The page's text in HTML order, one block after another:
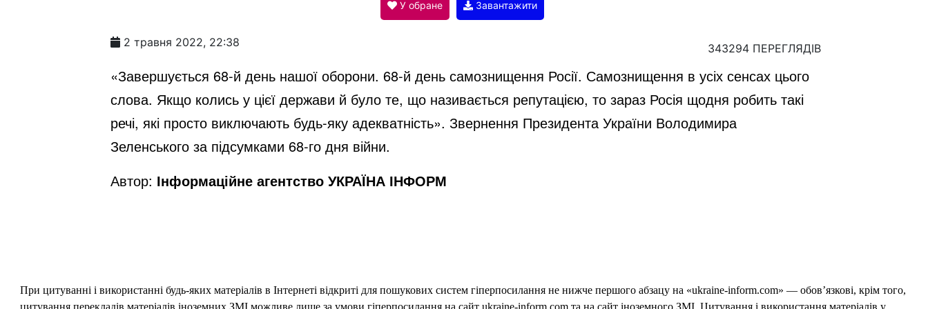
d
У обране Завантажити
2 травня 2022, 22:38 343294 ПЕРЕГЛЯДІВ
«Завершується 68-й день нашої оборони. 68-й день самознищення Росії. Самознищення в усіх сенсах цього
слова. Якщо колись у цієї держави й було те, що називається репутацією, то зараз Росія щодня робить такі
речі, які просто виключають будь-яку адекватність». Звернення Президента України Володимира
Зеленського за підсумками 68-го дня війни.
Автор: Інформаційне агентство УКРАЇНА ІНФОРМ
При цитуванні і використанні будь-яких матеріалів в Інтернеті відкриті для пошукових систем гіперпосилання не нижче першого абзацу на «ukraine-inform.com» — обов’язкові, крім того,
цитування перекладів матеріалів іноземних ЗМІ можливе лише за умови гіперпосилання на сайт ukraine-inform.com та на сайт іноземного ЗМІ. Цитування і використання матеріалів у